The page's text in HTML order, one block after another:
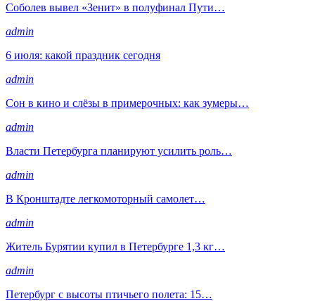
Соболев вывел «Зенит» в полуфинал Пути…
admin
6 июля: какой праздник сегодня
admin
Сон в кино и слёзы в примерочных: как зумеры…
admin
Власти Петербурга планируют усилить роль…
admin
В Кронштадте легкомоторный самолет…
admin
Житель Бурятии купил в Петербурге 1,3 кг…
admin
Петербург с высоты птичьего полета: 15…